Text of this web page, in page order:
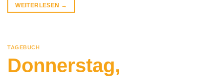
WEITERLESEN →
TAGEBUCH
Donnerstag,